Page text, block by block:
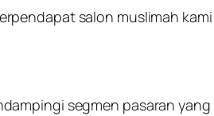
salon muslimah
segmen pasaran